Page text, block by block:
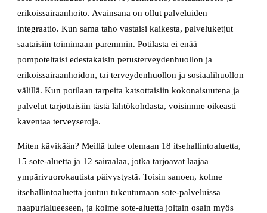
erikoissairaanhoito. Avainsana on ollut palveluiden
integraatio. Kun sama taho vastaisi kaikesta, palveluketjut
saataisiin toimimaan paremmin. Potilasta ei enää
pompoteltaisi edestakaisin perusterveydenhuollon ja
erikoissairaanhoidon, tai terveydenhuollon ja sosiaalihuollon
välillä. Kun potilaan tarpeita katsottaisiin kokonaisuutena ja
palvelut tarjottaisiin tästä lähtökohdasta, voisimme oikeasti
kaventaa terveyseroja.
Miten kävikään? Meillä tulee olemaan 18 itsehallintoaluetta,
15 sote-aluetta ja 12 sairaalaa, jotka tarjoavat laajaa
ympärivuorokautista päivystystä. Toisin sanoen, kolme
itsehallintoaluetta joutuu tukeutumaan sote-palveluissa
naapurialueeseen, ja kolme sote-aluetta joltain osain myös